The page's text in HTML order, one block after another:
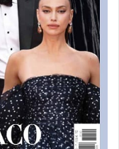
встретить и
была яростной
Олимпийских
супруга
Африке, и они
воли и желанием